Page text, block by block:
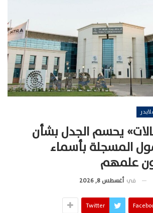
يحسم الجدل بشأن
المسجلة بأسماء
علمهم
في أغسطس 8, 2026
Twitter